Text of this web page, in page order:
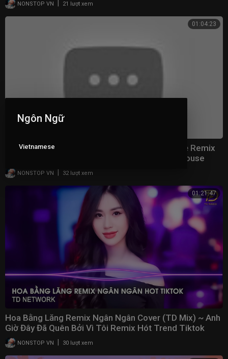
NONSTOP VN 21 lượt xem
01:04:23
Nhạc Remix Hot Trend TikTok 2023 - Nhạc Trẻ Remix
2023 Hay Nhất Hiện Nay - Nonstop 2023 Vinahouse
NONSTOP VN 32 lượt xem
01:21:47
Hoa Bằng Lăng Remix Ngân Ngân Cover (TD Mix) ~ Anh
Giờ Đây Đã Quên Bởi Vì Tôi Remix Hót Trend Tiktok
NONSTOP VN 30 lượt xem
Ngôn Ngữ
Vietnamese